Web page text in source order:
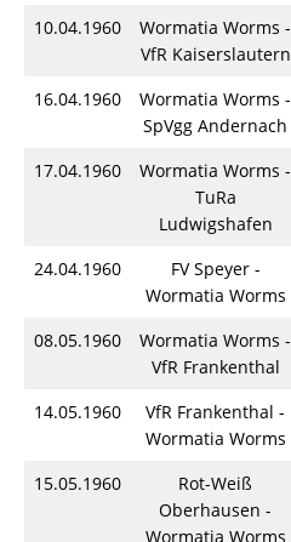
10.04.1960
Wormatia Worms -
VfR Kaiserslautern
16.04.1960
Wormatia Worms -
SpVgg Andernach
17.04.1960
Wormatia Worms -
TuRa
Ludwigshafen
24.04.1960
FV Speyer -
Wormatia Worms
08.05.1960
Wormatia Worms -
VfR Frankenthal
14.05.1960
VfR Frankenthal -
Wormatia Worms
15.05.1960
Rot-Weiß
Oberhausen -
Wormatia Worms